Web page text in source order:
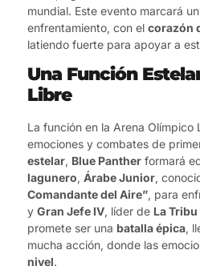
mundial. Este evento marcará
enfrentamiento, con el corazón
latiendo fuerte para apoyar a
Una Función
Libre
La función en la Arena Olímpico
emociones y combates de
estelar, Blue Panther formará
lagunero, Árabe Junior,
Comandante del Aire”, para
y Gran Jefe IV, líder de La
promete ser una batalla épica,
mucha acción, donde las
nivel.